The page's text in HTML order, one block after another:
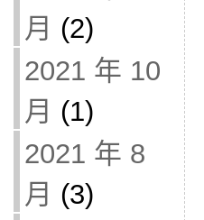
月 (2)
2021 年 10
月 (1)
2021 年 8
月 (3)